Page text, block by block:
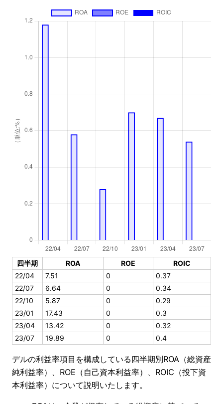
四半期 ROA ROE
ROIC
22/04
7.51 0
0.37
22/07
6.64 0
0.34
22/10
5.87 0
0.29
23/01
17.43 0
0.3
23/04
13.42 0
0.32
23/07
19.89 0 0.4
デルの利益率項目を構成している四半期別ROA（総資産
純利益率）、ROE（自己資本利益率）、ROIC（投下資
本利益率）について説明いたします。